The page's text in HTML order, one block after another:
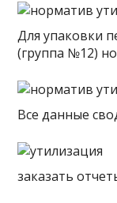
Для упаковки
(группа №12)
Все данные
заказать